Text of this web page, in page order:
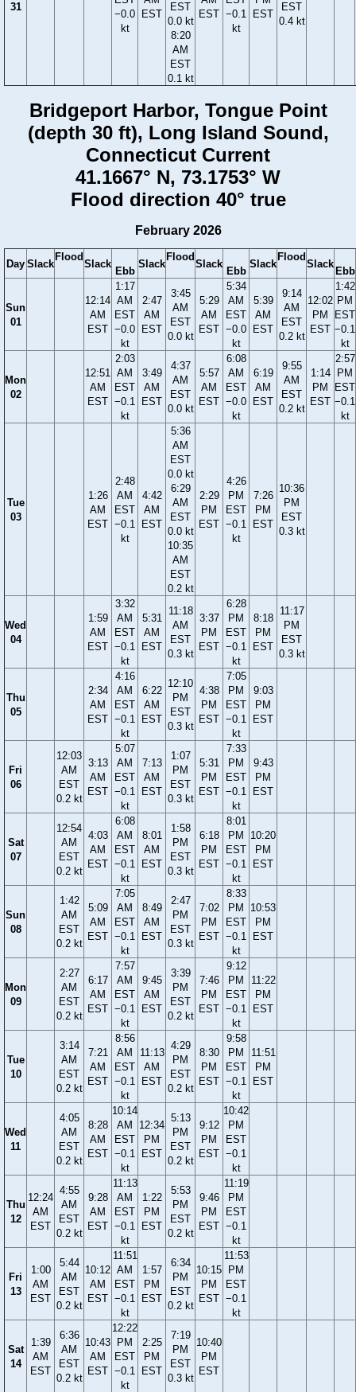
31
−0.0
kt
EST
EST
0.0 kt
8:20
AM
EST
0.1 kt
EST −0.1
kt
EST
EST
0.4 kt
Bridgeport Harbor, Tongue Point
(depth 30 ft), Long Island Sound,
Connecticut Current
41.1667° N, 73.1753° W
Flood direction 40° true
February 2026
Day Slack
Flood
Slack
Ebb
Slack
Flood
Slack
Ebb
Slack
Flood
Slack
Ebb
Sun
01
12:14
AM
EST
1:17
AM
EST
−0.0
kt
2:47
AM
EST
3:45
AM
EST
0.0 kt
5:29
AM
EST
5:34
AM
EST
−0.0
kt
5:39
AM
EST
9:14
AM
EST
0.2 kt
12:02
PM
EST
1:42
PM
EST
−0.1
kt
Mon
02
12:51
AM
EST
2:03
AM
EST
−0.1
kt
3:49
AM
EST
4:37
AM
EST
0.0 kt
5:57
AM
EST
6:08
AM
EST
−0.0
kt
6:19
AM
EST
9:55
AM
EST
0.2 kt
1:14
PM
EST
2:57
PM
EST
−0.1
kt
Tue
03
1:26
AM
EST
2:48
AM
EST
−0.1
kt
4:42
AM
EST
5:36
AM
EST
0.0 kt
6:29
AM
EST
0.0 kt
10:35
AM
EST
0.2 kt
2:29
PM
EST
4:26
PM
EST
−0.1
kt
7:26
PM
EST
10:36
PM
EST
0.3 kt
Wed
04
1:59
AM
EST
3:32
AM
EST
−0.1
kt
5:31
AM
EST
11:18
AM
EST
0.3 kt
3:37
PM
EST
6:28
PM
EST
−0.1
kt
8:18
PM
EST
11:17
PM
EST
0.3 kt
Thu
05
2:34
AM
EST
4:16
AM
EST
−0.1
kt
6:22
AM
EST
12:10
PM
EST
0.3 kt
4:38
PM
EST
7:05
PM
EST
−0.1
kt
9:03
PM
EST
Fri
06
12:03
AM
EST
0.2 kt
3:13
AM
EST
5:07
AM
EST
−0.1
kt
7:13
AM
EST
1:07
PM
EST
0.3 kt
5:31
PM
EST
7:33
PM
EST
−0.1
kt
9:43
PM
EST
Sat
07
12:54
AM
EST
0.2 kt
4:03
AM
EST
6:08
AM
EST
−0.1
kt
8:01
AM
EST
1:58
PM
EST
0.3 kt
6:18
PM
EST
8:01
PM
EST
−0.1
kt
10:20
PM
EST
Sun
08
1:42
AM
EST
0.2 kt
5:09
AM
EST
7:05
AM
EST
−0.1
kt
8:49
AM
EST
2:47
PM
EST
0.3 kt
7:02
PM
EST
8:33
PM
EST
−0.1
kt
10:53
PM
EST
Mon
09
2:27
AM
EST
0.2 kt
6:17
AM
EST
7:57
AM
EST
−0.1
kt
9:45
AM
EST
3:39
PM
EST
0.2 kt
7:46
PM
EST
9:12
PM
EST
−0.1
kt
11:22
PM
EST
Tue
10
3:14
AM
EST
0.2 kt
7:21
AM
EST
8:56
AM
EST
−0.1
kt
11:13
AM
EST
4:29
PM
EST
0.2 kt
8:30
PM
EST
9:58
PM
EST
−0.1
kt
11:51
PM
EST
Wed
11
4:05
AM
EST
0.2 kt
8:28
AM
EST
10:14
AM
EST
−0.1
kt
12:34
PM
EST
5:13
PM
EST
0.2 kt
9:12
PM
EST
10:42
PM
EST
−0.1
kt
Thu
12
12:24
AM
EST
4:55
AM
EST
0.2 kt
9:28
AM
EST
11:13
AM
EST
−0.1
kt
1:22
PM
EST
5:53
PM
EST
0.2 kt
9:46
PM
EST
11:19
PM
EST
−0.1
kt
Fri
13
1:00
AM
EST
5:44
AM
EST
0.2 kt
10:12
AM
EST
11:51
AM
EST
−0.1
kt
1:57
PM
EST
6:34
PM
EST
0.2 kt
10:15
PM
EST
11:53
PM
EST
−0.1
kt
Sat
14
1:39
AM
EST
6:36
AM
EST
0.2 kt
10:43
AM
EST
12:22
PM
EST
−0.1
kt
2:25
PM
EST
7:19
PM
EST
0.3 kt
10:40
PM
EST